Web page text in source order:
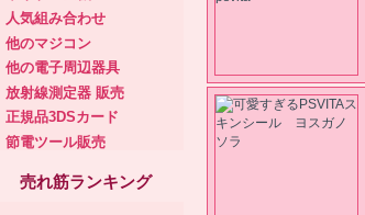
人気組み合わせ
他のマジコン
他の電子周辺器具
放射線測定器 販売
正規品3DSカード
節電ツール販売
売れ筋ランキング